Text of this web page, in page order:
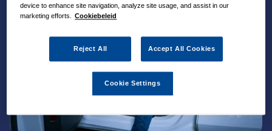
device to enhance site navigation, analyze site usage, and assist in our
marketing efforts. Cookiebeleid
Reject All Accept All Cookies
Cookie Settings